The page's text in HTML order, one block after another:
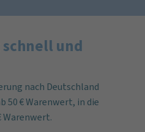
und
nach Deutschland
50 € Warenwert, in die
Warenwert.